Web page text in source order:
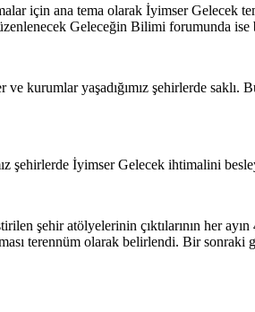
için ana tema olarak İyimser Gelecek
Geleceğin Bilimi forumunda
kurumlar yaşadığımız şehirlerde
şehirlerde İyimser Gelecek ihtimalini
şehir atölyelerinin çıktılarının her
terennüm olarak belirlendi. Bir